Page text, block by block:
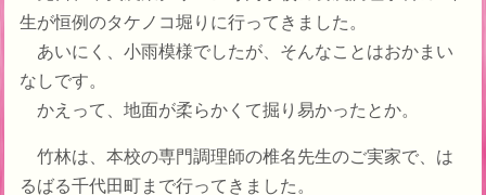
生が恒例のタケノコ堀りに行ってきました。
あいにく、小雨模様でしたが、そんなことはおかまい
なしです。
かえって、地面が柔らかくて掘り易かったとか。
竹林は、本校の専門調理師の椎名先生のご実家で、は
るばる千代田町まで行ってきました。